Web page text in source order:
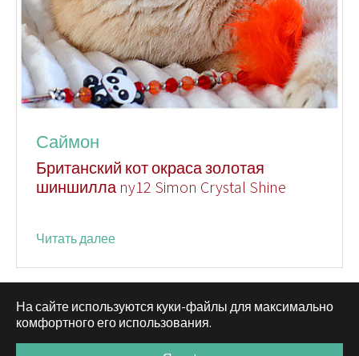
На сайте используются куки-файлы для максимально
комфортного его использования.
Саймон
Британский кот окраса золотая
шиншилла ny12 Simon Crystal Shine
Читать далее
Русский